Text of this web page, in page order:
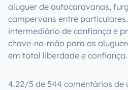
aluguer de autocaravanas,
campervans entre
intermediário de confiança e
chave-na-mão para os
em total liberdade e confiança.
4.22/5 de 544 comentários de